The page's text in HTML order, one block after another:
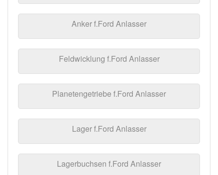
Anker f.Ford Anlasser
Feldwicklung f.Ford Anlasser
Planetengetriebe f.Ford Anlasser
Lager f.Ford Anlasser
Lagerbuchsen f.Ford Anlasser